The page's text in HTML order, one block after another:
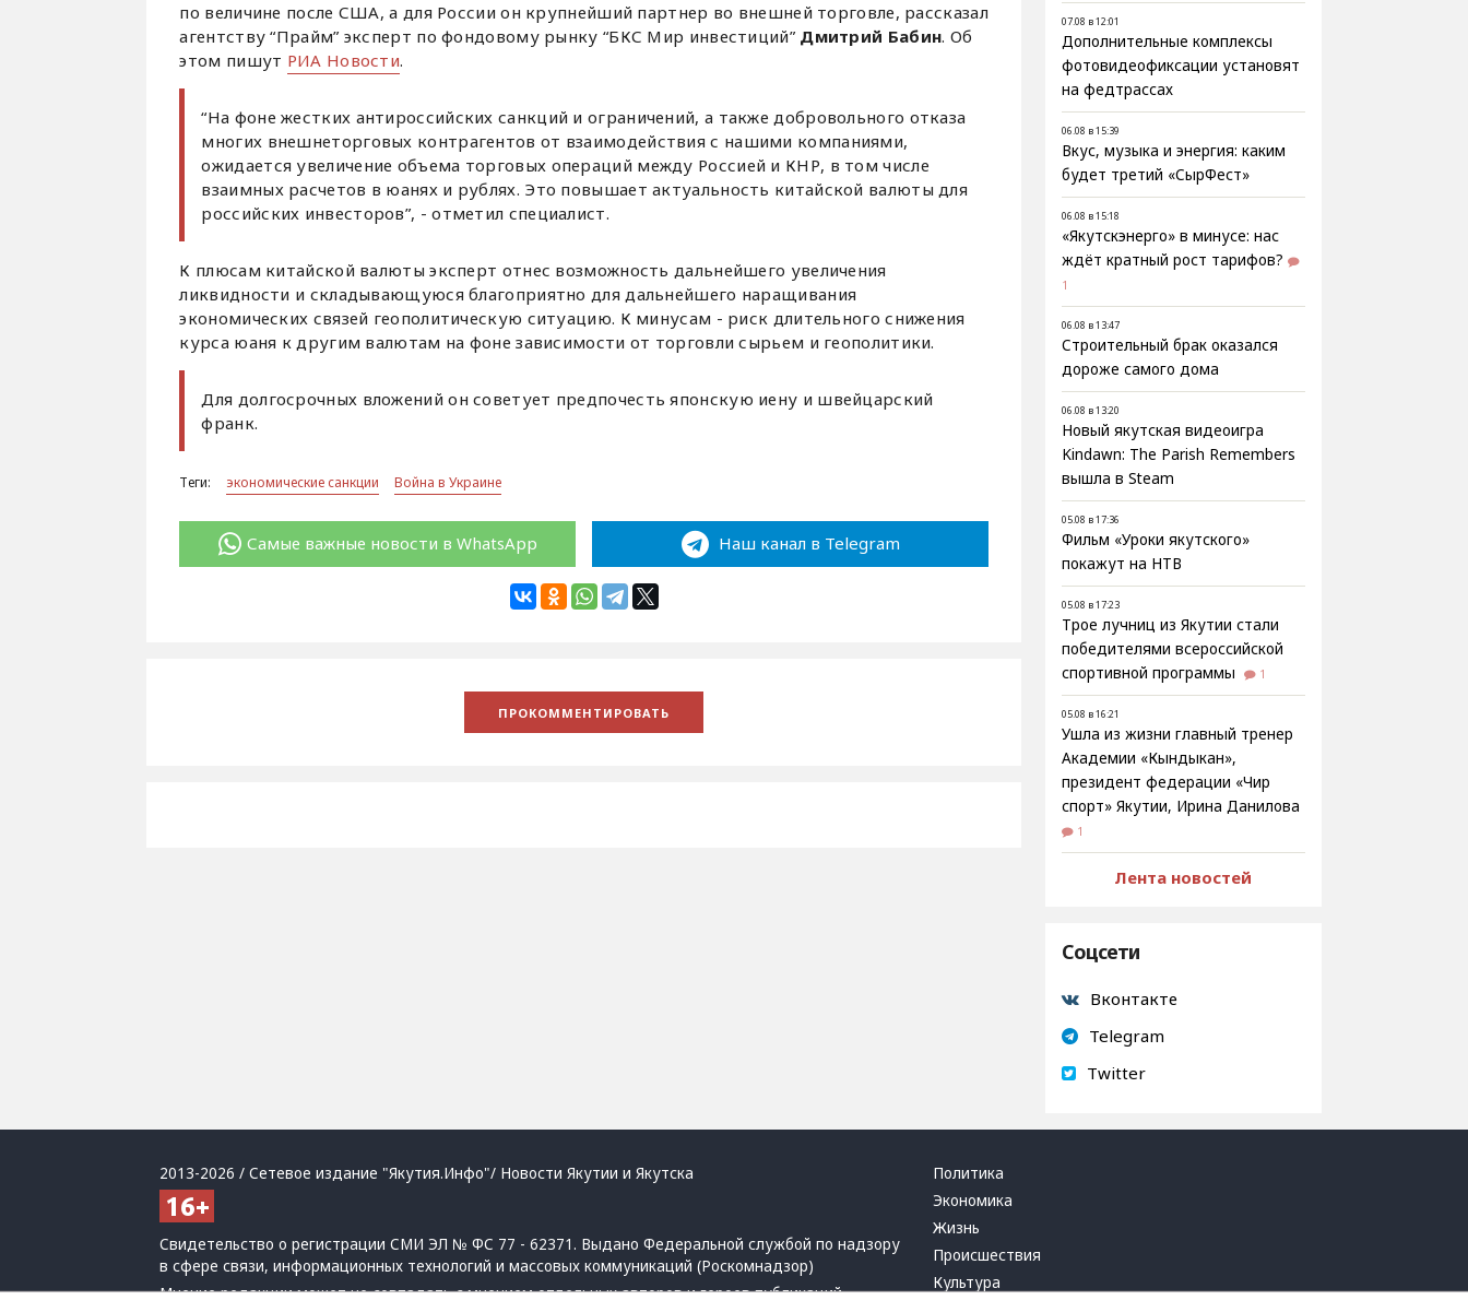
по величине после США, а для России он крупнейший партнер во внешней торговле, рассказал
агентству “Прайм” эксперт по фондовому рынку “БКС Мир инвестиций” Дмитрий Бабин. Об
этом пишут РИА Новости.
“На фоне жестких антироссийских санкций и ограничений, а также добровольного отказа
многих внешнеторговых контрагентов от взаимодействия с нашими компаниями,
ожидается увеличение объема торговых операций между Россией и КНР, в том числе
взаимных расчетов в юанях и рублях. Это повышает актуальность китайской валюты для
российских инвесторов”, - отметил специалист.
К плюсам китайской валюты эксперт отнес возможность дальнейшего увеличения
ликвидности и складывающуюся благоприятно для дальнейшего наращивания
экономических связей геополитическую ситуацию. К минусам - риск длительного снижения
курса юаня к другим валютам на фоне зависимости от торговли сырьем и геополитики.
Для долгосрочных вложений он советует предпочесть японскую иену и швейцарский
франк.
Теги: экономические санкции Война в Украине
Самые важные новости в WhatsApp Наш канал в Telegram
07.08 в 12:01
Дополнительные комплексы
фотовидеофиксации установят
на федтрассах
06.08 в 15:39
Вкус, музыка и энергия: каким
будет третий «СырФест»
06.08 в 15:18
«Якутскэнерго» в минусе: нас
ждёт кратный рост тарифов?
1
06.08 в 13:47
Строительный брак оказался
дороже самого дома
06.08 в 13:20
Новый якутская видеоигра
Kindawn: The Parish Remembers
вышла в Steam
05.08 в 17:36
Фильм «Уроки якутского»
покажут на НТВ
05.08 в 17:23
Трое лучниц из Якутии стали
победителями всероссийской
спортивной программы
1
05.08 в 16:21
Ушла из жизни главный тренер
Академии «Кындыкан»,
президент федерации «Чир
спорт» Якутии, Ирина Данилова
1
Лента новостей
Соцсети
Вконтакте
Telegram
Twitter
2013-2026 / Сетевое издание "Якутия.Инфо"/ Новости Якутии и Якутска
Свидетельство о регистрации СМИ ЭЛ № ФС 77 - 62371. Выдано Федеральной службой по надзору
в сфере связи, информационных технологий и массовых коммуникаций (Роскомнадзор)
Мнение редакции может не совпадать с мнением отдельных авторов и героев публикаций.
Политика
Экономика
Жизнь
Происшествия
Культура